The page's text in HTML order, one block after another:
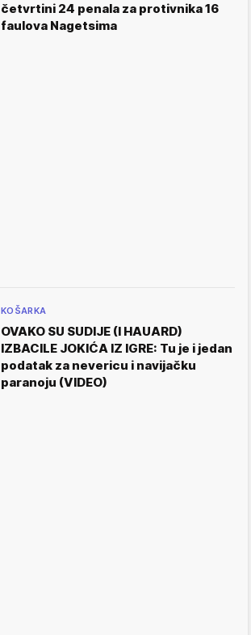
četvrtini 24 penala za protivnika 16
faulova Nagetsima
KOŠARKA
OVAKO SU SUDIJE (I HAUARD)
IZBACILE JOKIĆA IZ IGRE: Tu je i jedan
podatak za nevericu i navijačku
paranoju (VIDEO)